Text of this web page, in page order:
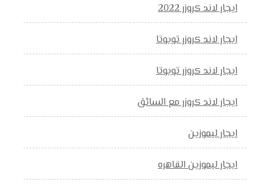
ايجار لاند كروزر 2022
ايجار لاند كروزر تويوتا
ايجار لاند كروزر تويوتا
ايجار لاند كروزر مع السائق
ايجار ليموزين
ايجار ليموزين القاهره